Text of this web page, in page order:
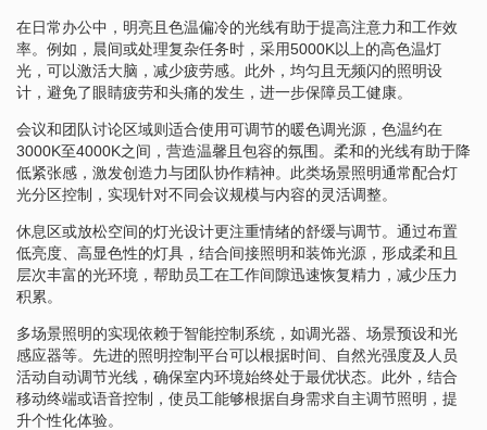
在日常办公中，明亮且色温偏冷的光线有助于提高注意力和工作效
率。例如，晨间或处理复杂任务时，采用5000K以上的高色温灯
光，可以激活大脑，减少疲劳感。此外，均匀且无频闪的照明设
计，避免了眼睛疲劳和头痛的发生，进一步保障员工健康。
会议和团队讨论区域则适合使用可调节的暖色调光源，色温约在
3000K至4000K之间，营造温馨且包容的氛围。柔和的光线有助于降
低紧张感，激发创造力与团队协作精神。此类场景照明通常配合灯
光分区控制，实现针对不同会议规模与内容的灵活调整。
休息区或放松空间的灯光设计更注重情绪的舒缓与调节。通过布置
低亮度、高显色性的灯具，结合间接照明和装饰光源，形成柔和且
层次丰富的光环境，帮助员工在工作间隙迅速恢复精力，减少压力
积累。
多场景照明的实现依赖于智能控制系统，如调光器、场景预设和光
感应器等。先进的照明控制平台可以根据时间、自然光强度及人员
活动自动调节光线，确保室内环境始终处于最优状态。此外，结合
移动终端或语音控制，使员工能够根据自身需求自主调节照明，提
升个性化体验。